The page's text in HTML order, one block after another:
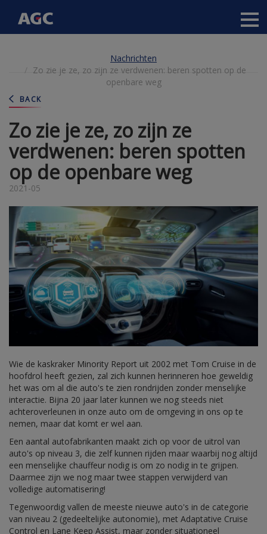
Nachrichten
Zo zie je ze, zo zijn ze verdwenen: beren spotten op de
openbare weg
BACK
Zo zie je ze, zo zijn ze
verdwenen: beren spotten
op de openbare weg
2021-05
Wie de kaskraker Minority Report uit 2002 met Tom Cruise in de
hoofdrol heeft gezien, zal zich kunnen herinneren hoe geweldig
het was om al die auto's te zien rondrijden zonder menselijke
interactie. Bijna 20 jaar later kunnen we nog steeds niet
achteroverleunen in onze auto om de omgeving in ons op te
nemen, maar dat komt er wel aan.
Een aantal autofabrikanten maakt zich op voor de uitrol van
auto's op niveau 3, die zelf kunnen rijden maar waarbij nog altijd
een menselijke chauffeur nodig is om zo nodig in te grijpen.
Daarmee zijn we nog maar twee stappen verwijderd van
volledige automatisering!
Tegenwoordig vallen de meeste nieuwe auto's in de categorie
van niveau 2 (gedeeltelijke autonomie), met Adaptative Cruise
Control en Lane Keep Assist, maar zonder situationeel